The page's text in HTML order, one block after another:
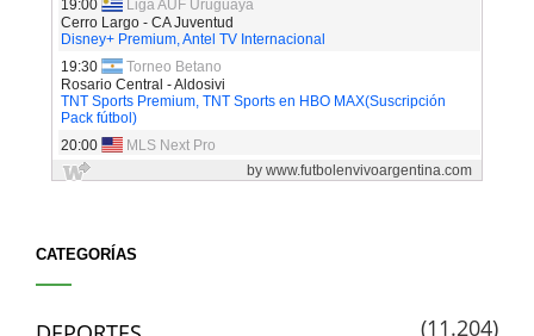
CATEGORÍAS
(11.204)